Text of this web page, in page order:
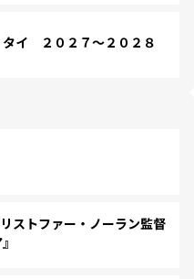
イ ２０２７～２０２８
ストファー・ノーラン監督